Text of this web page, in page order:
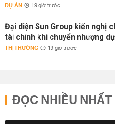
DỰ ÁN 19 giờ trước
Đại diện Sun Group kiến nghị
tài chính khi chuyển nhượng
THỊ TRƯỜNG 19 giờ trước
ĐỌC NHIỀU NHẤT